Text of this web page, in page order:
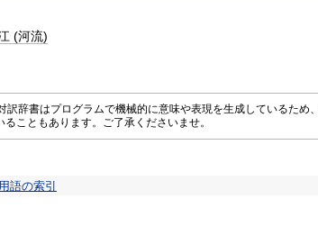
(河流)
訳辞書はプログラムで機械的に意味や表現を生成しているため
ることもあります。ご了承くださいませ。
用語の索引